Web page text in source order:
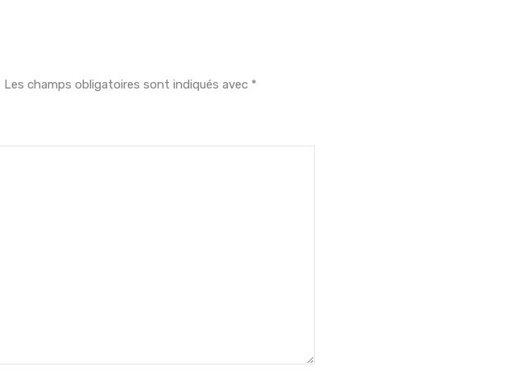
Les champs obligatoires sont indiqués avec *